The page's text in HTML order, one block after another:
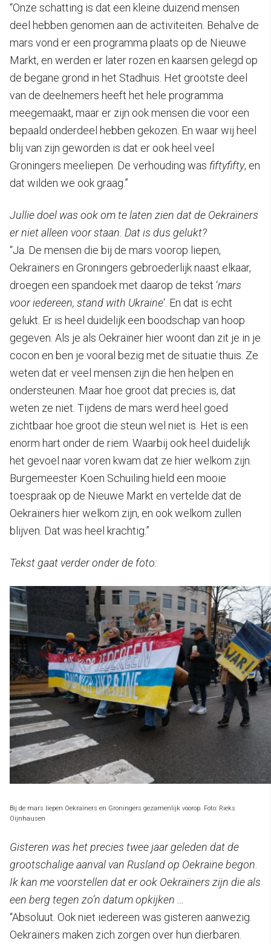
“Onze schatting is dat een kleine duizend mensen
deel hebben genomen aan de activiteiten. Behalve de
mars vond er een programma plaats op de Nieuwe
Markt, en werden er later rozen en kaarsen gelegd op
de begane grond in het Stadhuis. Het grootste deel
van de deelnemers heeft het hele programma
meegemaakt, maar er zijn ook mensen die voor een
bepaald onderdeel hebben gekozen. En waar wij heel
blij van zijn geworden is dat er ook heel veel
Groningers meeliepen. De verhouding was fiftyfifty, en
dat wilden we ook graag.”
Jullie doel was ook om te laten zien dat de Oekraïners
er niet alleen voor staan. Dat is dus gelukt?
“Ja. De mensen die bij de mars voorop liepen,
Oekraïners en Groningers gebroederlijk naast elkaar,
droegen een spandoek met daarop de tekst ‘mars
voor iedereen, stand with Ukraine‘. En dat is echt
gelukt. Er is heel duidelijk een boodschap van hoop
gegeven. Als je als Oekraïner hier woont dan zit je in je
cocon en ben je vooral bezig met de situatie thuis. Ze
weten dat er veel mensen zijn die hen helpen en
ondersteunen. Maar hoe groot dat precies is, dat
weten ze niet. Tijdens de mars werd heel goed
zichtbaar hoe groot die steun wel niet is. Het is een
enorm hart onder de riem. Waarbij ook heel duidelijk
het gevoel naar voren kwam dat ze hier welkom zijn.
Burgemeester Koen Schuiling hield een mooie
toespraak op de Nieuwe Markt en vertelde dat de
Oekraïners hier welkom zijn, en ook welkom zullen
blijven. Dat was heel krachtig.”
Tekst gaat verder onder de foto:
Bij de mars liepen Oekraïners en Groningers gezamenlijk voorop. Foto: Rieks
Oijnhausen
Gisteren was het precies twee jaar geleden dat de
grootschalige aanval van Rusland op Oekraïne begon.
Ik kan me voorstellen dat er ook Oekraïners zijn die als
een berg tegen zo’n datum opkijken …
“Absoluut. Ook niet iedereen was gisteren aanwezig.
Oekraïners maken zich zorgen over hun dierbaren.